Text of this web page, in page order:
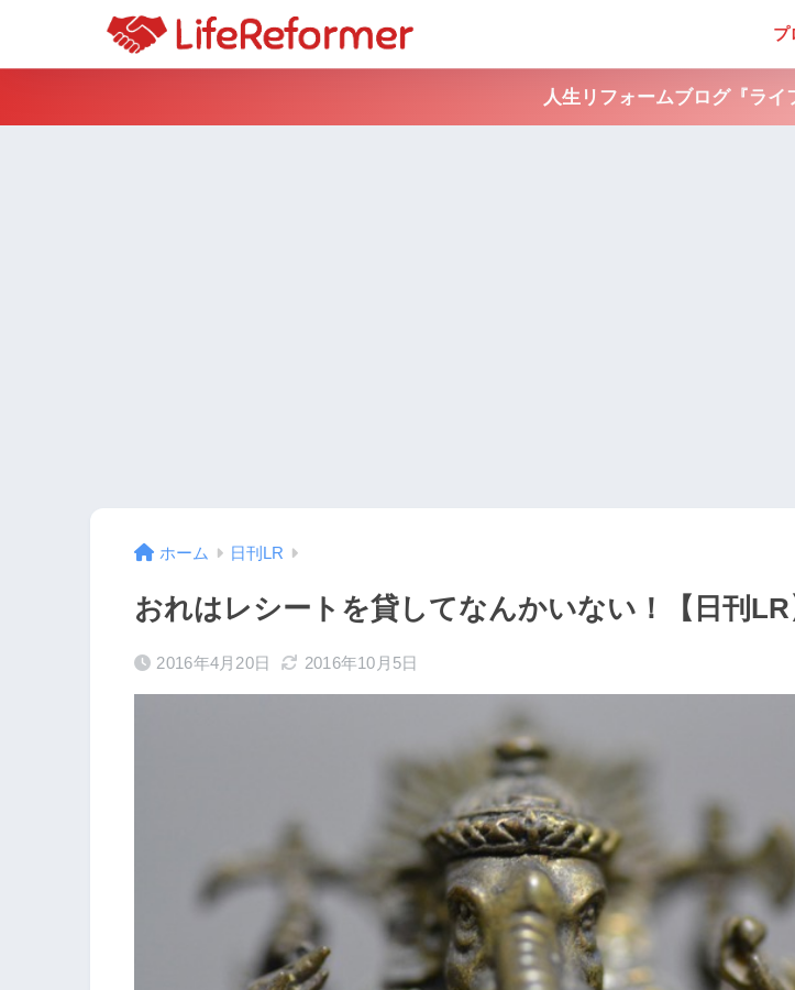
プ
人生リフォームブログ『ライ
ホーム 日刊LR
おれはレシートを貸してなんかいない！【日刊LR
2016年4月20日 2016年10月5日